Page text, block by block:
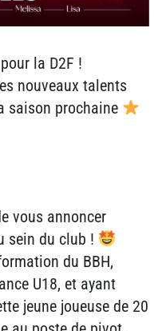
la D2F !
nouveaux talents
saison prochaine
vous annoncer
sein du club !
du BBH,
U18, et ayant
jeune joueuse de 20